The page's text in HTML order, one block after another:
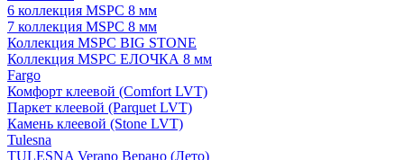
6 коллекция MSPC 8 мм
7 коллекция MSPC 8 мм
Коллекция MSPC BIG STONE
Коллекция MSPC ЕЛОЧКА 8 мм
Fargo
Комфорт клеевой (Comfort LVT)
Паркет клеевой (Parquet LVT)
Камень клеевой (Stone LVT)
Tulesna
TULESNA Verano Верано (Лето)